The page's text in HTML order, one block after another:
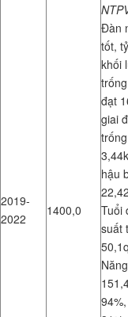
2019-
2022
1400,0
Đàn
tốt,
khối
đạt
giai
hậu
Tuổi
suất